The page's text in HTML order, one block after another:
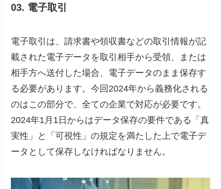
03. 電子取引
電子取引は、請求書や領収書などの取引情報が記
載された電子データを取引相手から受領、または
相手方へ送付した場合、電子データのまま保存す
る必要があります。今回2024年から義務化される
のはこの部分で、全ての企業で対応が必要です。
2024年1月1日からはデータ保存の要件である「真
実性」と「可視性」の規定を満たした上で電子デ
ータとして保存しなければなりません。